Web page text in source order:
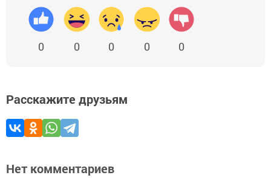
0 0 0 0 0
Расскажите друзьям
Нет комментариев